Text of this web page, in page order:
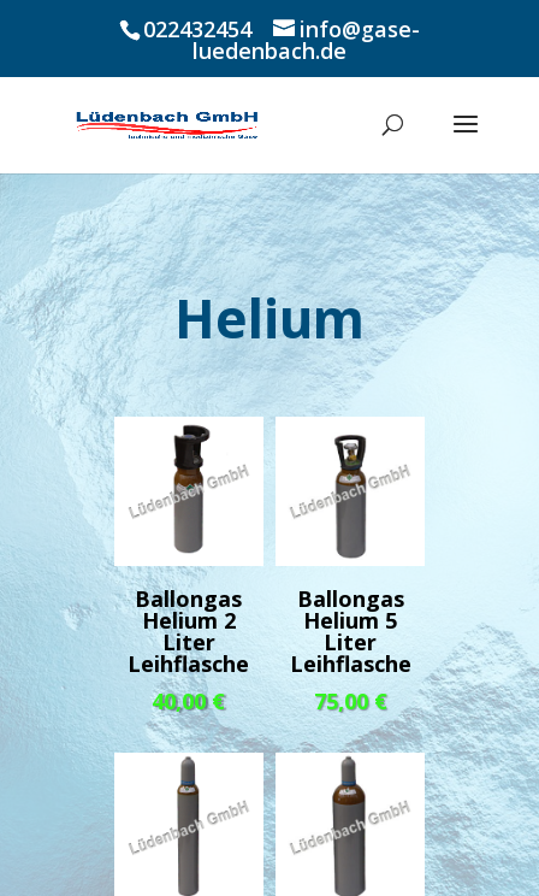
022432454 info@gase-
luedenbach.de
Helium
Ballongas
Helium 2
Liter
Leihflasche
40,00€
Ballongas
Helium 5
Liter
Leihflasche
75,00€